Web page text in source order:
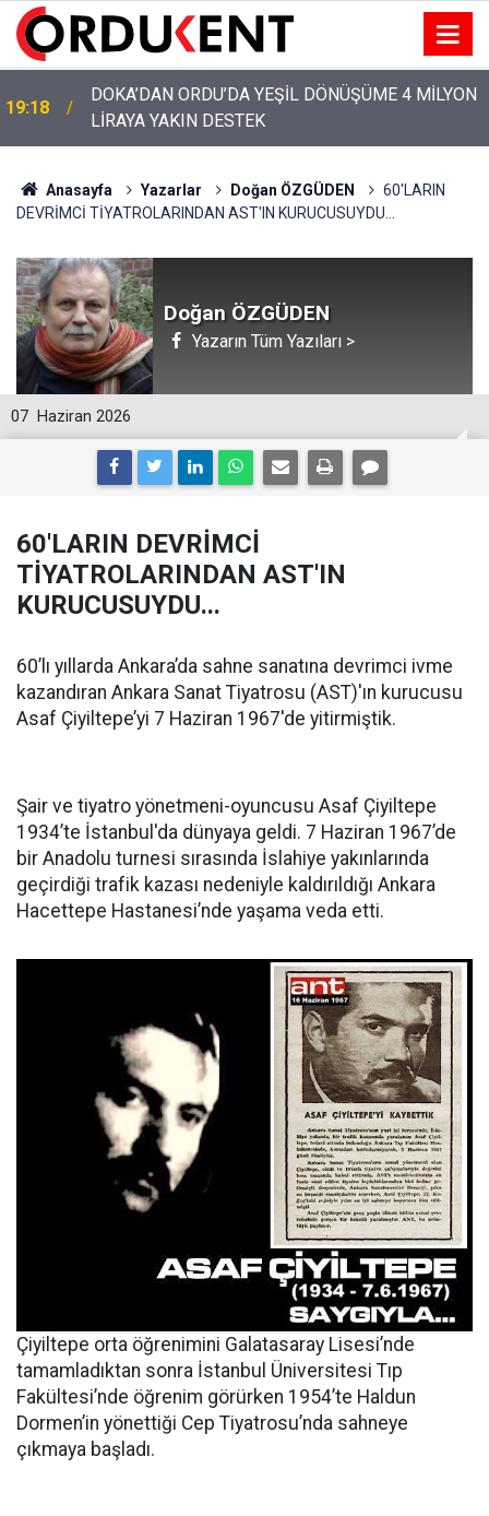
12:46
YENİ PARTİ’NİN ORDU’DAKİ 69 KİŞİLİK KURUCU
KADROSU AÇIKLANDI
Anasayfa Yazarlar Doğan ÖZGÜDEN
60'LARIN
DEVRİMCİ TİYATROLARINDAN AST'IN KURUCUSUYDU...
Doğan ÖZGÜDEN
Yazarın Tüm Yazıları >
07 Haziran 2026
60'LARIN DEVRİMCİ
TİYATROLARINDAN AST'IN
KURUCUSUYDU...
60’lı yıllarda Ankara’da sahne sanatına devrimci ivme
kazandıran Ankara Sanat Tiyatrosu (AST)'ın kurucusu
Asaf Çiyiltepe’yi 7 Haziran 1967'de yitirmiştik.
Şair ve tiyatro yönetmeni-oyuncusu Asaf Çiyiltepe
1934’te İstanbul'da dünyaya geldi. 7 Haziran 1967’de
bir Anadolu turnesi sırasında İslahiye yakınlarında
geçirdiği trafik kazası nedeniyle kaldırıldığı Ankara
Hacettepe Hastanesi’nde yaşama veda etti.
Çiyiltepe orta öğrenimini Galatasaray Lisesi’nde
tamamladıktan sonra İstanbul Üniversitesi Tıp
Fakültesi’nde öğrenim görürken 1954’te Haldun
Dormen’in yönettiği Cep Tiyatrosu’nda sahneye
çıkmaya başladı.